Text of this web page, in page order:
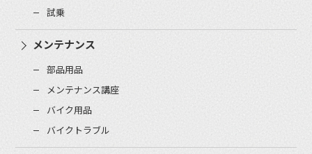
試乗
メンテナンス
部品用品
メンテナンス講座
バイク用品
バイクトラブル